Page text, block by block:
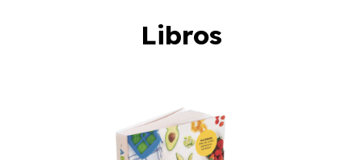
Libros